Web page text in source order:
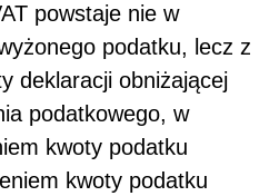
powstaje nie w
podatku, lecz z
deklaracji obniżającej
podatkowego, w
kwoty podatku
kwoty podatku